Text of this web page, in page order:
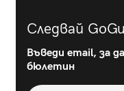
Следвай
Въведи email, за
бюлетин